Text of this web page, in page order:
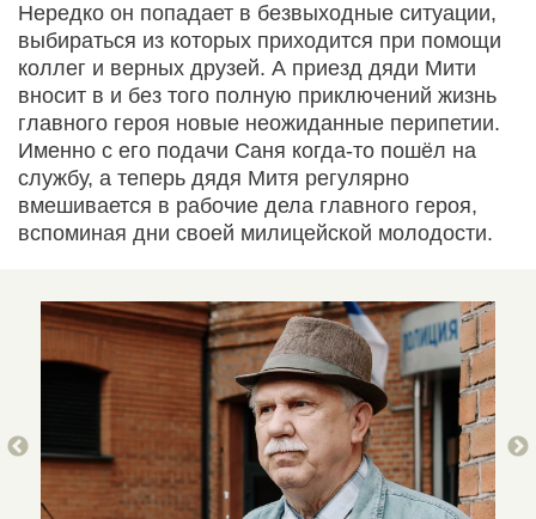
Нередко он попадает в безвыходные ситуации,
выбираться из которых приходится при помощи
коллег и верных друзей. А приезд дяди Мити
вносит в и без того полную приключений жизнь
главного героя новые неожиданные перипетии.
Именно с его подачи Саня когда-то пошёл на
службу, а теперь дядя Митя регулярно
вмешивается в рабочие дела главного героя,
вспоминая дни своей милицейской молодости.